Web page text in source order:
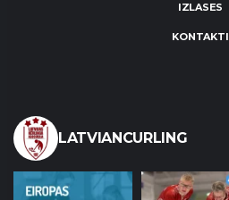
IZLASES
KONTAKTI
LATVIANCURLING